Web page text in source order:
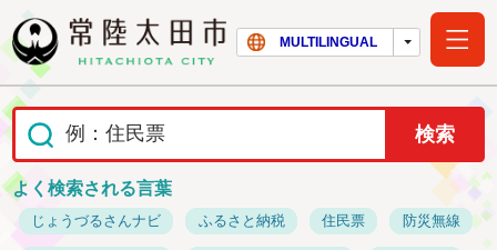
常陸太田市ホー
MULTILINGUAL
よく検索される言葉
じょうづるさんナビ ふるさと納税 住民票 防災無線